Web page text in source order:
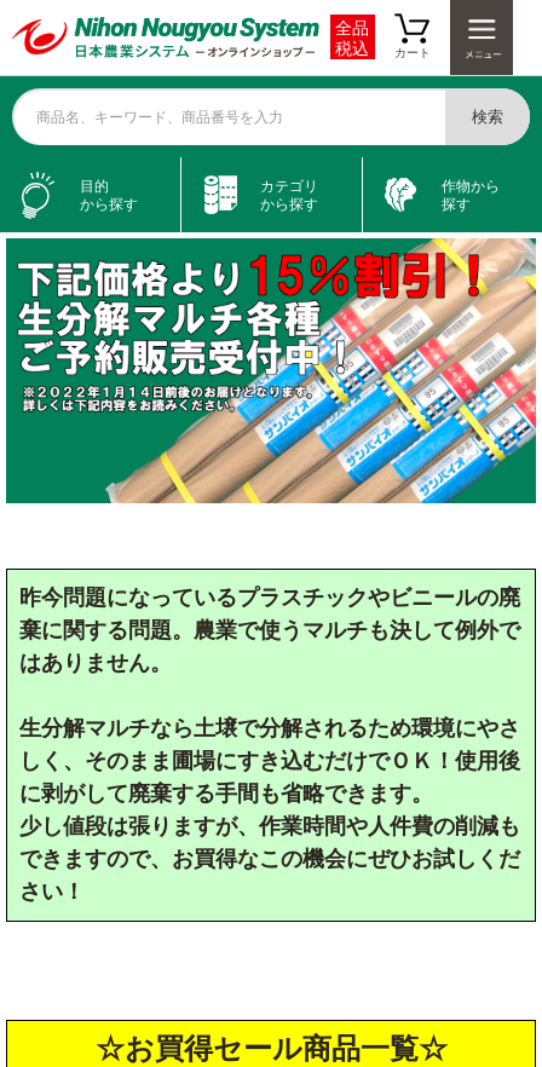
全品
税込
カート
商品名、キーワード、商品番号を入力 検索
目的
から探す
カテゴリ
から探す
作物から
探す
昨今問題になっているプラスチックやビニールの廃
棄に関する問題。農業で使うマルチも決して例外で
はありません。
生分解マルチなら土壌で分解されるため環境にやさ
しく、そのまま圃場にすき込むだけでＯＫ！使用後
に剥がして廃棄する手間も省略できます。
少し値段は張りますが、作業時間や人件費の削減も
できますので、お買得なこの機会にぜひお試しくだ
さい！
☆お買得セール商品一覧☆